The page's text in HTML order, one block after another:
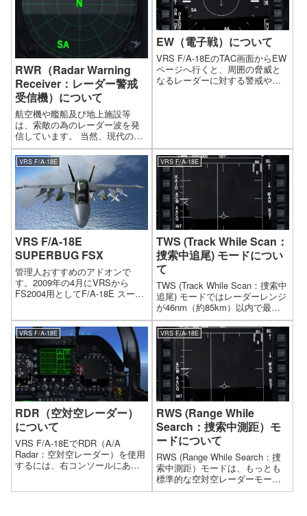
RWR（Radar Warning
Receiver：レーダー警戒
受信機）について
航空機や艦船及び地上施設等
は、索敵の為のレーダー波を発
信しています。 当然、現代の戦
闘機はこれらのレーダー波を検
知し、パイロットに警告を促す
為にRWR（Radar Warning
Receiver：レーダー警戒受信
機）を装備しています。VR...
EW（電子戦）について
VRS F/A-18EのTAC画面からEW
ページへ行くと、周囲の脅威と
なるレーダーに対する警戒やミ
VRS F/A-18E
VRS F/A-18E
SUPERBUG FSX
管理人おすすめのアドオンで
す。2009年の4月にVRSから
FS2004用としてF/A-18E スーパ
に対応して登場しました。現在
は、P3D用も登場しています。
VRS F/A-18E
TWS (Track While Scan：
捜索中追尾) モードについ
て
TWS (Track While Scan：捜索中
追尾) モードではレーダーレンジ
が46nm（約85km）以内で最大
10目標を追尾し8目標を同時攻撃
可能な能力を有しており、特に
AIM-120で複数目標を同時攻撃す
る際に使用します。RWSモー...
VRS F/A-18E
RDR（空対空レーダー）
について
VRS F/A-18EでRDR（A/A
Radar：空対空レーダー）を使用
するには、右コンソールにある
VRS F/A-18E
RWS (Range While
Search：捜索中測距）モ
ードについて
RWS (Range While Search：捜
索中測距）モードは、もっとも
標準的な空対空レーダーモード
です。 広範囲の目標探知能力に